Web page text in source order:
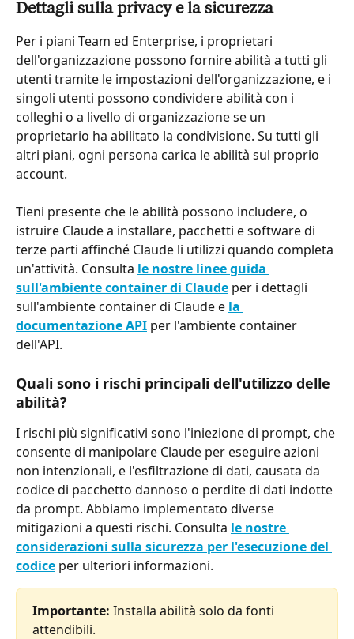
Dettagli sulla privacy e la sicurezza
Per i piani Team ed Enterprise, i proprietari
dell'organizzazione possono fornire abilità a tutti gli
utenti tramite le impostazioni dell'organizzazione, e i
singoli utenti possono condividere abilità con i
colleghi o a livello di organizzazione se un
proprietario ha abilitato la condivisione. Su tutti gli
altri piani, ogni persona carica le abilità sul proprio
account.
Tieni presente che le abilità possono includere, o
istruire Claude a installare, pacchetti e software di
terze parti affinché Claude li utilizzi quando completa
un'attività. Consulta le nostre linee guida
sull'ambiente container di Claude per i dettagli
sull'ambiente container di Claude e la
documentazione API per l'ambiente container
dell'API.
Quali sono i rischi principali dell'utilizzo delle
abilità?
I rischi più significativi sono l'iniezione di prompt, che
consente di manipolare Claude per eseguire azioni
non intenzionali, e l'esfiltrazione di dati, causata da
codice di pacchetto dannoso o perdite di dati indotte
da prompt. Abbiamo implementato diverse
mitigazioni a questi rischi. Consulta le nostre
considerazioni sulla sicurezza per l'esecuzione del
codice per ulteriori informazioni.
Importante: Installa abilità solo da fonti
attendibili.